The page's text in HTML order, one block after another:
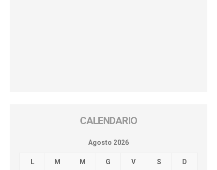
CALENDARIO
Agosto 2026
L M M G V S D